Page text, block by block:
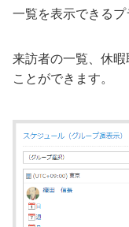
一覧を表示できるプ
来訪者の一覧、休
ことができます。